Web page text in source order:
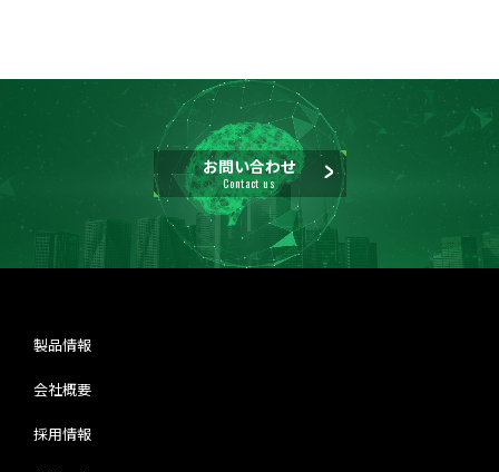
お問い合わせ
Contact us
製品情報
会社概要
採用情報